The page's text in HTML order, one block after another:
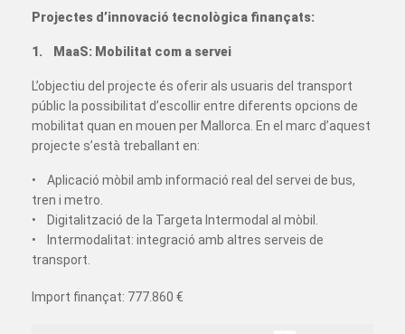
Projectes d’innovació tecnològica finançats:
1. MaaS: Mobilitat com a servei
L’objectiu del projecte és oferir als usuaris del transport
públic la possibilitat d’escollir entre diferents opcions de
mobilitat quan en mouen per Mallorca. En el marc d’aquest
projecte s’està treballant en:
• Aplicació mòbil amb informació real del servei de bus,
tren i metro.
• Digitalització de la Targeta Intermodal al mòbil.
• Intermodalitat: integració amb altres serveis de
transport.
Import finançat: 777.860 €